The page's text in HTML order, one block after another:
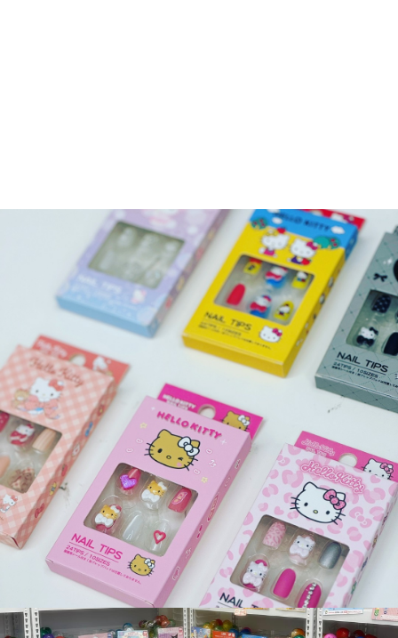
이곳은 산리오와 산엑스(특히 리락쿠마), 치이카와
그리고 다마고치 등 요즘 인기있는 캐릭터들의
다양한 굿즈를 만나볼 수 있어.
매장 안에 가챠 존도 마련되어 있고
아주 조금 떨어진 곳에 츠키노네코에서 운영하는
무인가챠샵인 네코가챠도 위치해 있지.
때문에 이 근방에 사는 덕후들에게는
오아시스 같은 곳이야!
(최근 웨스턴돔에 네코가챠 2호점도 문을 열었다고 해!)